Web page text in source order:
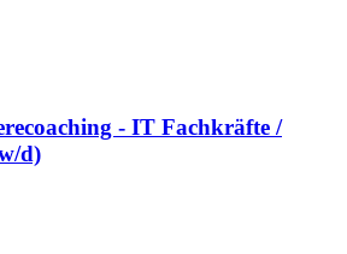
- IT Fachkräfte /
d)